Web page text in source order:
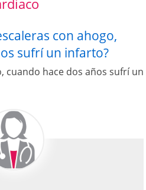
con ahogo,
sufrí un infarto?
cuando hace dos años sufrí un